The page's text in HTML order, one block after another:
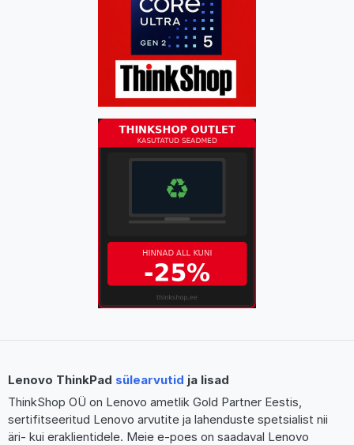
Lenovo ThinkPad sülearvutid ja lisad
ThinkShop OÜ on Lenovo ametlik Gold Partner Eestis,
sertifitseeritud Lenovo arvutite ja lahenduste spetsialist nii
äri- kui eraklientidele. Meie e-poes on saadaval Lenovo